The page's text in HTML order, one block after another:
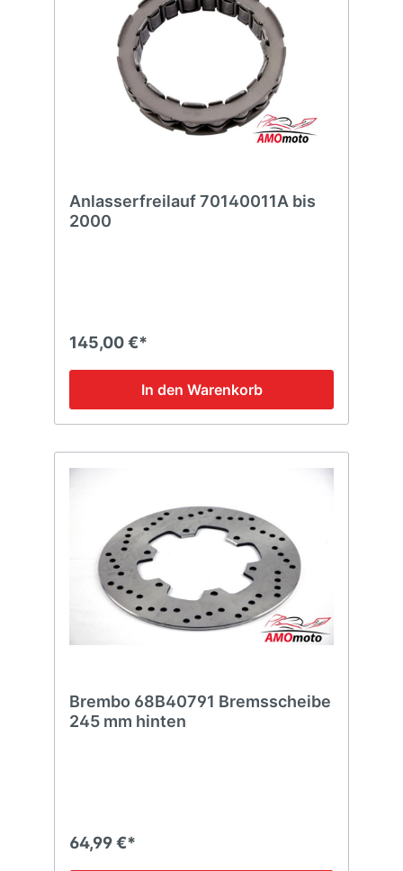
Anlasserfreilauf 70140011A bis
2000
145,00 €*
In den Warenkorb
Brembo 68B40791 Bremsscheibe
245 mm hinten
64,99 €*